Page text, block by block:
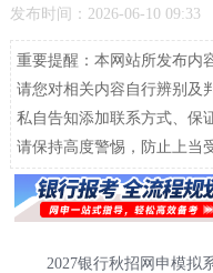
发布时间：2026-06-10 09:33
重要提醒：本网站所发布内
请您对相关内容自行辨别及
私自告知添加联系方式、保
请保持高度警惕，防止上当
2027银行秋招网申模拟